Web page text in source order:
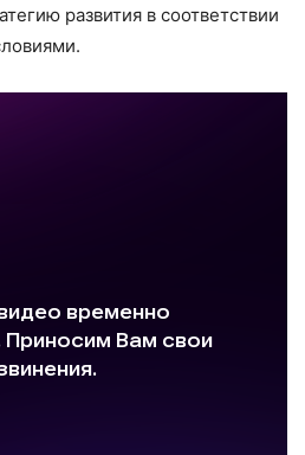
развития в соответствии